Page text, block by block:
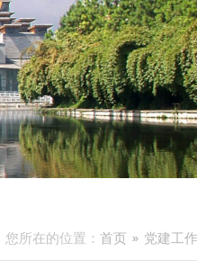
您所在的位置： 首页 党建工作